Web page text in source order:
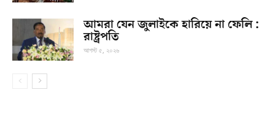
আমরা যেন জুলাইকে হারিয়ে না ফেলি :
রাষ্ট্রপতি
আগস্ট ৫, ২০২৬